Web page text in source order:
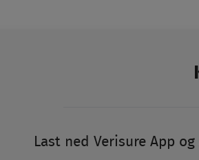
Last ned Verisure App